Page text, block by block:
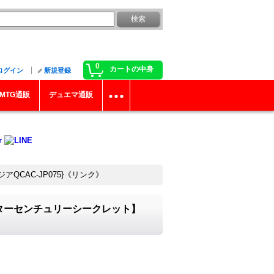
0 カートの中身
グイン 新規登録
MTG通販 デュエマ通販
QCAC-JP075}《リンク》
センチュリーシークレット】